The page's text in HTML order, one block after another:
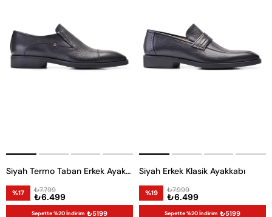
Siyah Termo Taban Erkek Ayakkabı -11952-
%17 ₺6.499
₺7.799
Sepette %20 İndirim ₺5199
Siyah Erkek Klasik Ayakkabı
%19 ₺6.499
₺7.999
Sepette %20 İndirim ₺5199